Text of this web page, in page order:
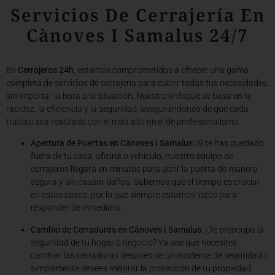
Servicios De Cerrajería En
Cànoves I Samalus 24/7
En Cerrajeros 24h , estamos comprometidos a ofrecer una gama
completa de servicios de cerrajería para cubrir todas tus necesidades,
sin importar la hora o la situación. Nuestro enfoque se basa en la
rapidez, la eficiencia y la seguridad, asegurándonos de que cada
trabajo sea realizado con el más alto nivel de profesionalismo.
Apertura de Puertas en Cànoves I Samalus: Si te has quedado
fuera de tu casa, oficina o vehículo, nuestro equipo de
cerrajeros llegará en minutos para abrir la puerta de manera
segura y sin causar daños. Sabemos que el tiempo es crucial
en estos casos, por lo que siempre estamos listos para
responder de inmediato.
Cambio de Cerraduras en Cànoves I Samalus: ¿Te preocupa la
seguridad de tu hogar o negocio? Ya sea que necesites
cambiar las cerraduras después de un incidente de seguridad o
simplemente desees mejorar la protección de tu propiedad,